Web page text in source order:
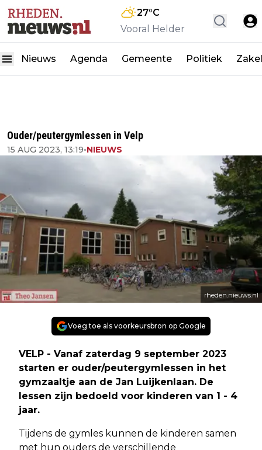
27°C
Vooral Helder
Nieuws Agenda Gemeente Politiek
Ouder/peutergymlessen in Velp
15 AUG 2023, 13:19•NIEUWS
rheden.nieuws.nl
Voeg toe als voorkeursbron op Google
VELP - Vanaf zaterdag 9 september 2023
starten er ouder/peutergymlessen in het
gymzaaltje aan de Jan Luijkenlaan. De
lessen zijn bedoeld voor kinderen van 1 - 4
jaar.
Tijdens de gymles kunnen de kinderen samen
met hun ouders de verschillende